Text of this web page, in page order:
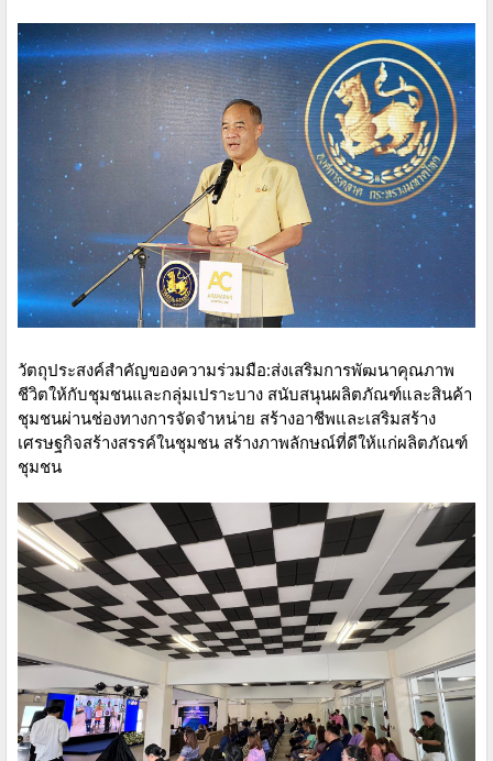
วัตถุประสงค์สำคัญของความร่วมมือ:ส่งเสริมการพัฒนาคุณภาพ
ชีวิตให้กับชุมชนและกลุ่มเปราะบาง สนับสนุนผลิตภัณฑ์และสินค้า
ชุมชนผ่านช่องทางการจัดจำหน่าย สร้างอาชีพและเสริมสร้าง
เศรษฐกิจสร้างสรรค์ในชุมชน สร้างภาพลักษณ์ที่ดีให้แก่ผลิตภัณฑ์
ชุมชน